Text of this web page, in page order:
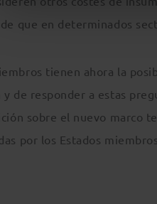
que en determinados
tienen ahora la
y de responder a estas
sobre el nuevo marco
por los Estados